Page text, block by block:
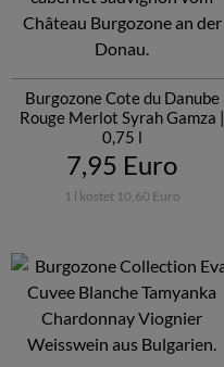
Burgozone Cote du Danube
Rouge Merlot Syrah Gamza |
0,75 l
7,95 Euro
1 l kostet 10,60 Euro